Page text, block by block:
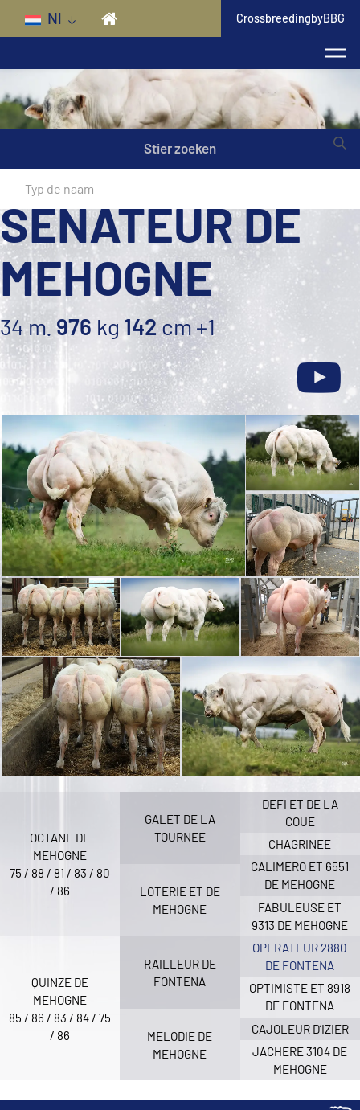
Skip to main content
Nl CrossbreedingbyBBG
Stier zoeken
SENATEUR DE
MEHOGNE
34 m. 976 kg 142cm+1
OCTANE DE
MEHOGNE
75 / 88 / 81 / 83 / 80
/ 86
GALET DE LA
TOURNEE
LOTERIE ET DE
MEHOGNE
DEFI ET DE LA
COUE
CHAGRINEE
CALIMERO ET 6551
DE MEHOGNE
FABULEUSE ET
9313 DE MEHOGNE
QUINZE DE
MEHOGNE
85 / 86 / 83 / 84 / 75
/ 86
RAILLEUR DE
FONTENA
MELODIE DE
MEHOGNE
OPERATEUR 2880
DE FONTENA
OPTIMISTE ET 8918
DE FONTENA
CAJOLEUR D’IZIER
JACHERE 3104 DE
MEHOGNE